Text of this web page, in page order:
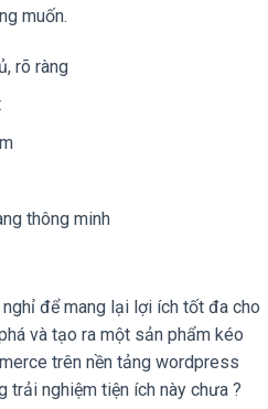
muốn.
rõ ràng
thông minh
để mang lại lợi ích tốt đa cho
và tạo ra một sản phẩm kéo
trên nền tảng wordpress
trải nghiệm tiện ích này chưa ?